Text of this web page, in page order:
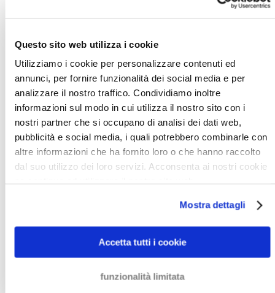
Questo sito web utilizza i cookie
Utilizziamo i cookie per personalizzare contenuti ed
annunci, per fornire funzionalità dei social media e per
analizzare il nostro traffico. Condividiamo inoltre
informazioni sul modo in cui utilizza il nostro sito con i
nostri partner che si occupano di analisi dei dati web,
pubblicità e social media, i quali potrebbero combinarle con
altre informazioni che ha fornito loro o che hanno raccolto
dal suo utilizzo dei loro servizi. Acconsenta ai nostri cookie
Mostra dettagli
Accetta tutti i cookie
funzionalità limitata
1. Recupero crediti stragiudiziale
recupero crediti con la fase stragiudiziale. In questa
fase, cerchiamo di impedire l'intervento della Corte,
in quanto può essere costoso. Contatteremo il tuo
debitore monegasca per richiedere il pagamento. In
casi specifici, faremo anche una conversazione faccia
a faccia con il tuo debitore monegasca. Se il debitore
non paga entro un determinato periodo di tempo,
possiamo avviare procedimenti legali sulle tue
2. Recupero crediti giudiziale
andare a Corte. Vi forniremo sempre informazioni in